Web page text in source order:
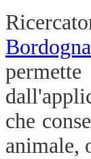
Bordogna
che
animale,